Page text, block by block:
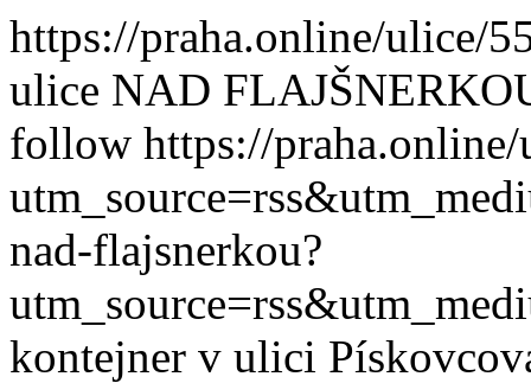
https://praha.online/ulice/
ulice NAD
follow https://
nad-flajsnerkou?
kontejner v ulici